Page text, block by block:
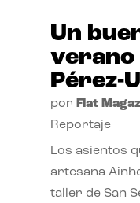
Un
verano
Pérez-
por Flat
Reportaje
Los asientos
artesana
taller de San